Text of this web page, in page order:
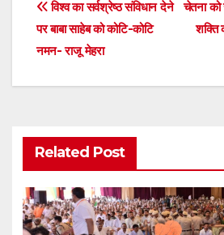
Post
navigation
चेतना
शक्ति
विश्व का सर्वश्रेष्ठ संविधान देने
पर बाबा साहेब को कोटि-कोटि
नमन- राजू मेहरा
Related Post